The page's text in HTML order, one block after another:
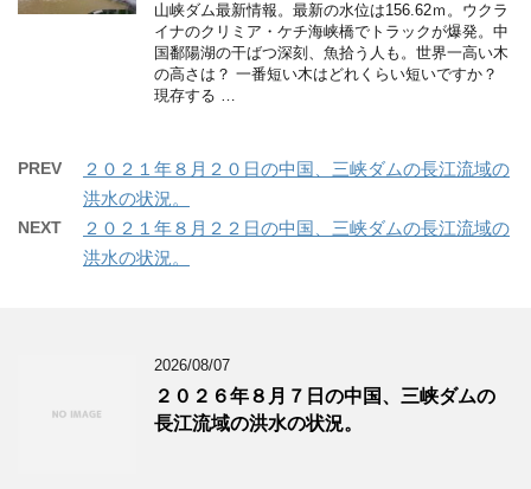
山峡ダム最新情報。最新の水位は156.62ｍ。ウクラ
イナのクリミア・ケチ海峡橋でトラックが爆発。中
国鄱陽湖の干ばつ深刻、魚拾う人も。世界一高い木
の高さは？ 一番短い木はどれくらい短いですか？
現存する …
PREV
２０２１年８月２０日の中国、三峡ダムの長江流域の
洪水の状況。
NEXT
２０２１年８月２２日の中国、三峡ダムの長江流域の
洪水の状況。
2026/08/07
２０２６年８月７日の中国、三峡ダムの
長江流域の洪水の状況。